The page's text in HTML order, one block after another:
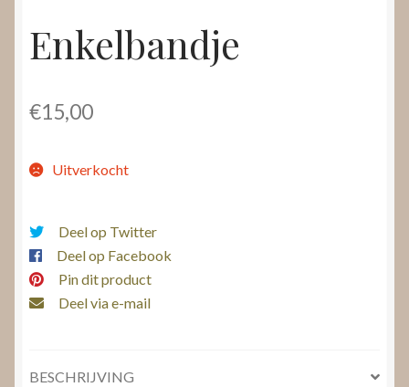
Enkelbandje
€15,00
Uitverkocht
Deel op Twitter
Deel op Facebook
Pin dit product
Deel via e-mail
BESCHRIJVING